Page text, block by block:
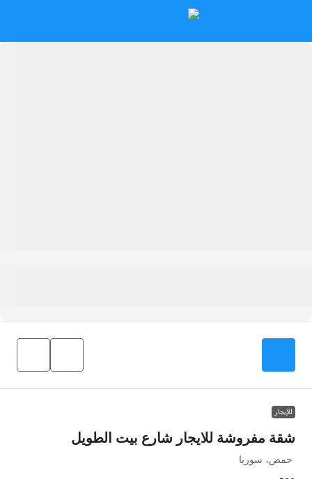
للإيجار
شقة مفروشة للايجار شارع بيت الطويل
حمص، سوريا